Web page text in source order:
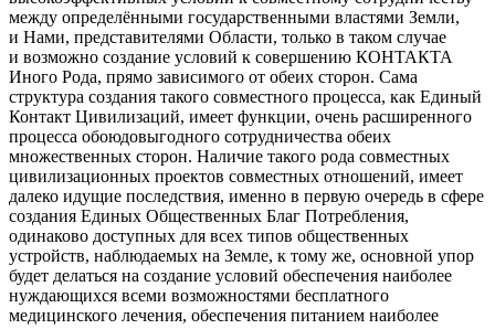
между определёнными государственными властями Земли,
и Нами, представителями Области, только в таком случае
и возможно создание условий к совершению КОНТАКТА
Иного Рода, прямо зависимого от обеих сторон. Сама
структура создания такого совместного процесса, как Единый
Контакт Цивилизаций, имеет функции, очень расширенного
процесса обоюдовыгодного сотрудничества обеих
множественных сторон. Наличие такого рода совместных
цивилизационных проектов совместных отношений, имеет
далеко идущие последствия, именно в первую очередь в сфере
создания Единых Общественных Благ Потребления,
одинаково доступных для всех типов общественных
устройств, наблюдаемых на Земле, к тому же, основной упор
будет делаться на создание условий обеспечения наиболее
нуждающихся всеми возможностями бесплатного
медицинского лечения, обеспечения питанием наиболее